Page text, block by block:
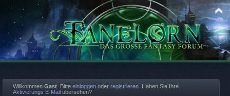
Willkommen Gast . Bitte einloggen oder registrieren . Haben Sie Ihre
Aktivierungs E-Mail übersehen?